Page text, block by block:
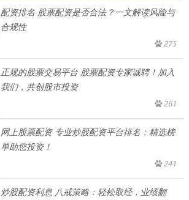
配资排名 股票配资是否合法？一文解读风险与
合规性
275
正规的股票交易平台 股票配资专家诚聘！加入
我们，共创股市投资
261
网上股票配资 专业炒股配资平台排名：精选榜
单助您投资！
241
炒股配资利息 八戒策略：轻松取经，业绩翻